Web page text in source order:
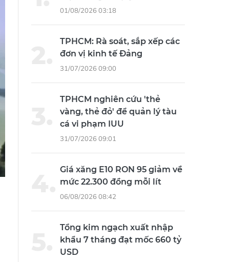
01/08/2026 03:18
TPHCM: Rà soát, sắp xếp các
đơn vị kinh tế Đảng
31/07/2026 09:00
TPHCM nghiên cứu 'thẻ
vàng, thẻ đỏ' để quản lý tàu
cá vi phạm IUU
31/07/2026 09:01
Giá xăng E10 RON 95 giảm về
mức 22.300 đồng mỗi lít
06/08/2026 08:42
Tổng kim ngạch xuất nhập
khẩu 7 tháng đạt mốc 660 tỷ
USD